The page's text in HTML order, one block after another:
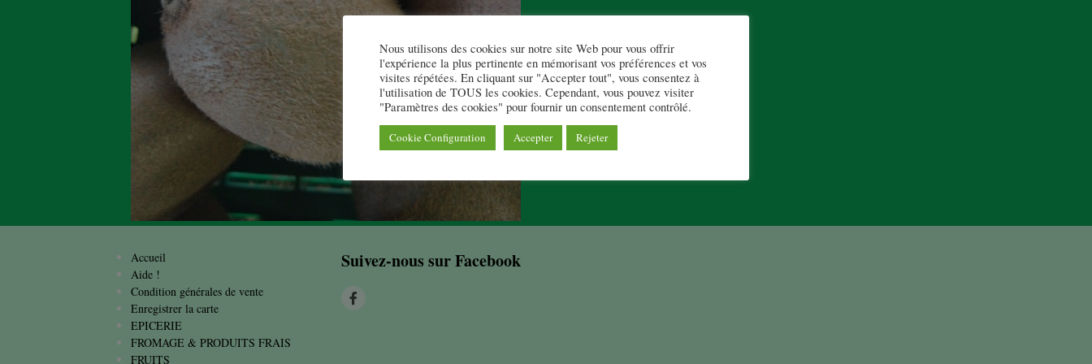
Accueil
Aide !
Condition générales de vente
Enregistrer la carte
EPICERIE
FROMAGE & PRODUITS FRAIS
FRUITS
Suivez-nous sur Facebook
Nous utilisons des cookies sur notre site Web pour vous offrir
l'expérience la plus pertinente en mémorisant vos préférences et vos
visites répétées. En cliquant sur "Accepter tout", vous consentez à
l'utilisation de TOUS les cookies. Cependant, vous pouvez visiter
"Paramètres des cookies" pour fournir un consentement contrôlé.
Cookie Configuration Accepter Rejeter